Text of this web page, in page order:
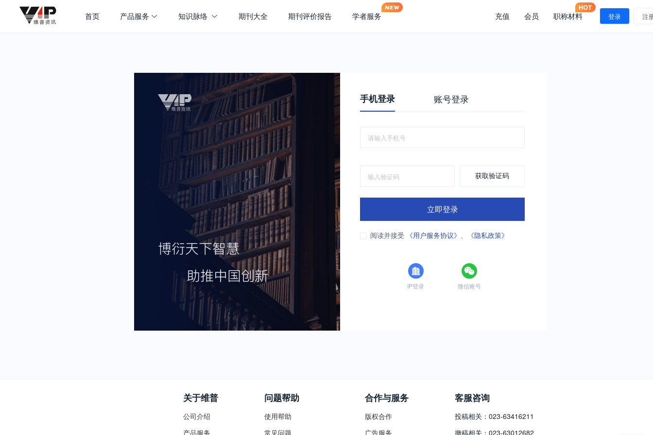
首页 产品服务 知识脉络 期刊大全 期刊评价报告 学者服务 充值 会员 职称材料 登录 注
手机登录 账号登录
获取验证码
立即登录
阅读并接受 《用户服务协议》 、 《隐私政策》
IP登录 微信账号
关于维普
公司介绍
产品服务
问题帮助
使用帮助
常见问题
合作与服务
版权合作
广告服务
客服咨询
投稿相关：023-63416211
撤稿相关：023-63012682